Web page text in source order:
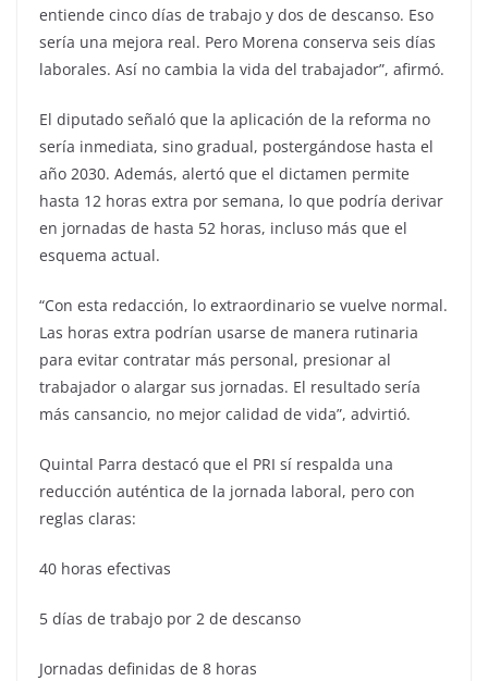
entiende cinco días de trabajo y dos de descanso. Eso
sería una mejora real. Pero Morena conserva seis días
laborales. Así no cambia la vida del trabajador”, afirmó.
El diputado señaló que la aplicación de la reforma no
sería inmediata, sino gradual, postergándose hasta el
año 2030. Además, alertó que el dictamen permite
hasta 12 horas extra por semana, lo que podría derivar
en jornadas de hasta 52 horas, incluso más que el
esquema actual.
“Con esta redacción, lo extraordinario se vuelve normal.
Las horas extra podrían usarse de manera rutinaria
para evitar contratar más personal, presionar al
trabajador o alargar sus jornadas. El resultado sería
más cansancio, no mejor calidad de vida”, advirtió.
Quintal Parra destacó que el PRI sí respalda una
reducción auténtica de la jornada laboral, pero con
reglas claras:
40 horas efectivas
5 días de trabajo por 2 de descanso
Jornadas definidas de 8 horas